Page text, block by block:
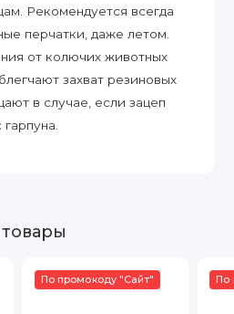
Рекомендуется всегда
перчатки, даже летом.
от колючих животных
захват резиновых
в случае, если зацеп
По промокоду "Сайт" По